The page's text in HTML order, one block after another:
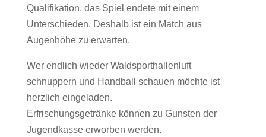
Qualifikation, das Spiel endete mit einem
Unterschieden. Deshalb ist ein Match aus
Augenhöhe zu erwarten.
Wer endlich wieder Waldsporthallenluft
schnuppern und Handball schauen möchte ist
herzlich eingeladen.
Erfrischungsgetränke können zu Gunsten der
Jugendkasse erworben werden.